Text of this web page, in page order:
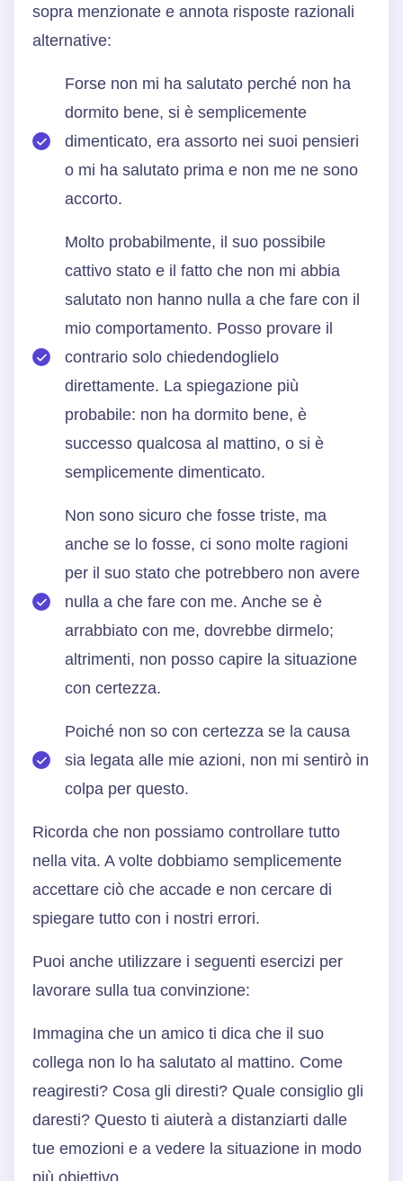
sopra menzionate e annota risposte razionali
alternative:
Forse non mi ha salutato perché non ha
dormito bene, si è semplicemente
dimenticato, era assorto nei suoi pensieri
o mi ha salutato prima e non me ne sono
accorto.
Molto probabilmente, il suo possibile
cattivo stato e il fatto che non mi abbia
salutato non hanno nulla a che fare con il
mio comportamento. Posso provare il
contrario solo chiedendoglielo
direttamente. La spiegazione più
probabile: non ha dormito bene, è
successo qualcosa al mattino, o si è
semplicemente dimenticato.
Non sono sicuro che fosse triste, ma
anche se lo fosse, ci sono molte ragioni
per il suo stato che potrebbero non avere
nulla a che fare con me. Anche se è
arrabbiato con me, dovrebbe dirmelo;
altrimenti, non posso capire la situazione
con certezza.
Poiché non so con certezza se la causa
sia legata alle mie azioni, non mi sentirò in
colpa per questo.
Ricorda che non possiamo controllare tutto
nella vita. A volte dobbiamo semplicemente
accettare ciò che accade e non cercare di
spiegare tutto con i nostri errori.
Puoi anche utilizzare i seguenti esercizi per
lavorare sulla tua convinzione:
Immagina che un amico ti dica che il suo
collega non lo ha salutato al mattino. Come
reagiresti? Cosa gli diresti? Quale consiglio gli
daresti? Questo ti aiuterà a distanziarti dalle
tue emozioni e a vedere la situazione in modo
più obiettivo.